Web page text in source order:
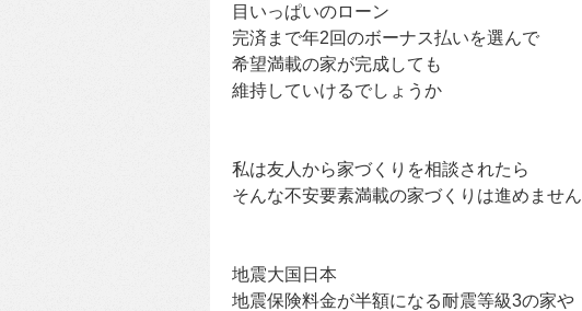
目いっぱいのローン
完済まで年2回のボーナス払いを選んで
希望満載の家が完成しても
維持していけるでしょうか
私は友人から家づくりを相談されたら
そんな不安要素満載の家づくりは進めません
地震大国日本
地震保険料金が半額になる耐震等級3の家や